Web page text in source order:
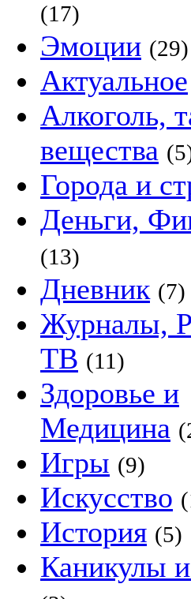
(17)
Эмоции (29)
Актуальное
Алкоголь,
вещества
Города и
Деньги,
(13)
Дневник (7)
Журналы,
ТВ (11)
Здоровье и
Медицина
Игры (9)
Искусство
История (5)
Каникулы